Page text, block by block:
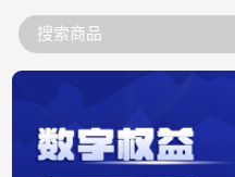
搜索商品